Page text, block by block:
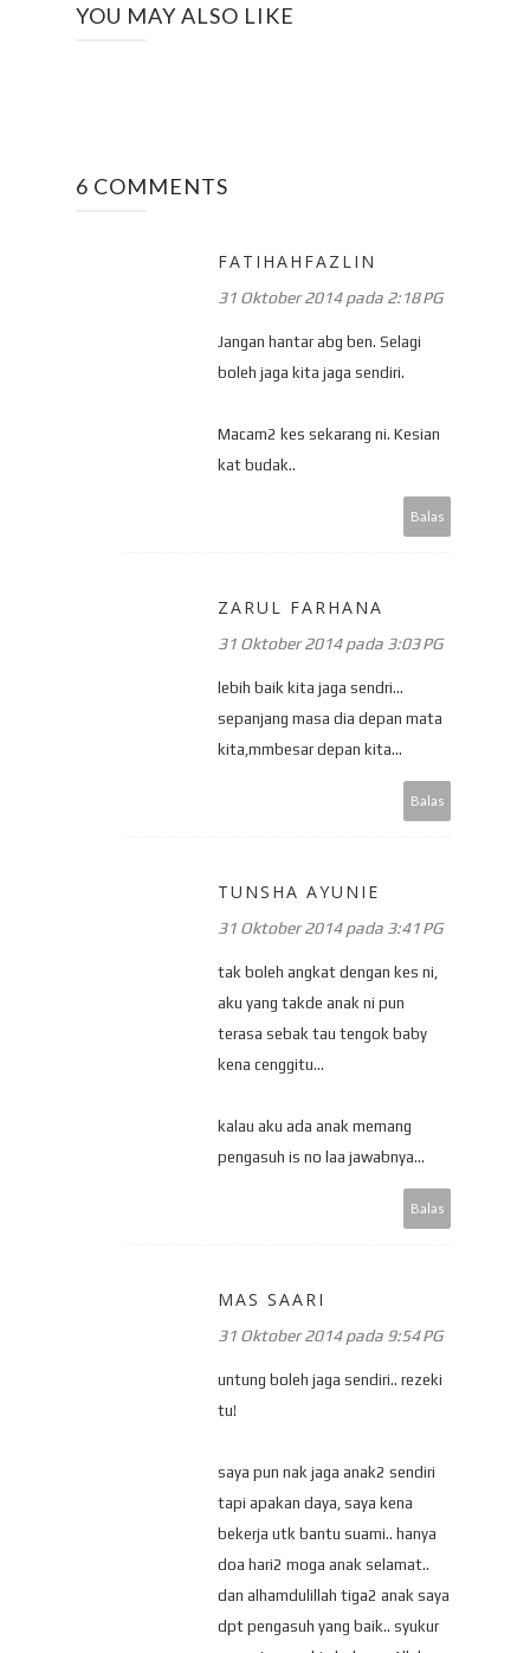
YOU MAY ALSO LIKE
6 COMMENTS
FATIHAHFAZLIN
31 Oktober 2014 pada 2:18 PG
Jangan hantar abg ben. Selagi
boleh jaga kita jaga sendiri.
Macam2 kes sekarang ni. Kesian
kat budak..
Balas
ZARUL FARHANA
31 Oktober 2014 pada 3:03 PG
lebih baik kita jaga sendri...
sepanjang masa dia depan mata
kita,mmbesar depan kita...
Balas
TUNSHA AYUNIE
31 Oktober 2014 pada 3:41 PG
tak boleh angkat dengan kes ni,
aku yang takde anak ni pun
terasa sebak tau tengok baby
kena cenggitu...
kalau aku ada anak memang
pengasuh is no laa jawabnya...
Balas
MAS SAARI
31 Oktober 2014 pada 9:54 PG
untung boleh jaga sendiri.. rezeki
tu!
saya pun nak jaga anak2 sendiri
tapi apakan daya, saya kena
bekerja utk bantu suami.. hanya
doa hari2 moga anak selamat..
dan alhamdulillah tiga2 anak saya
dpt pengasuh yang baik.. syukur